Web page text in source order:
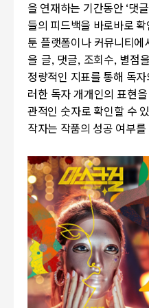
을 연재하는 기간동안 ‘댓글
들의 피드백을 바로바로
툰 플랫폼이나 커뮤니티
을 글, 댓글, 조회수, 별점
정량적인 지표를 통해 독
러한 독자 개개인의 표현
관적인 숫자로 확인할 수
작자는 작품의 성공 여부